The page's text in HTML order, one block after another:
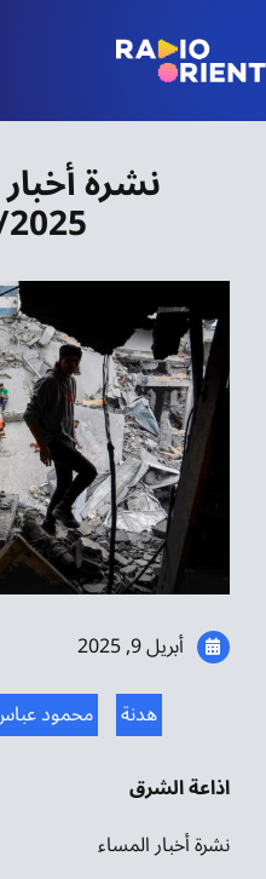
content
نشرة
أبريل 9, 2025
محمود
هدنة
اذاعة الشرق
نشرة أخبار المساء